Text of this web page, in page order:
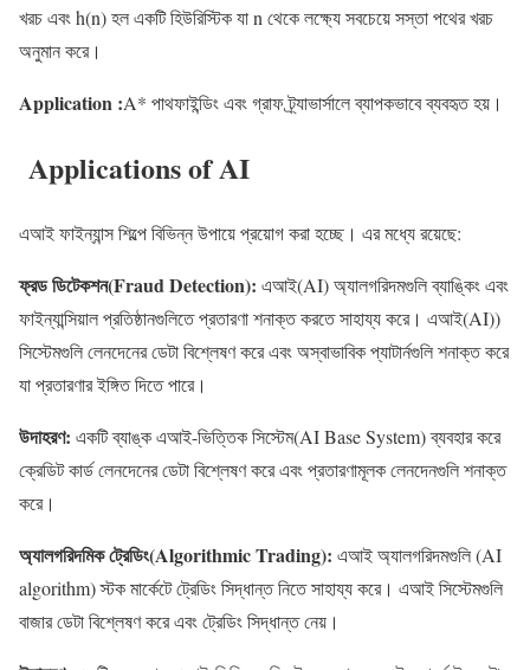
খরচ এবং h(n) হল একটি হিউরিস্টিক যা n থেকে লক্ষ্যে সবচেয়ে সস্তা পথের খরচ
অনুমান করে।
Application :A* পাথফাইন্ডিং এবং গ্রাফ ট্র্যাভার্সালে ব্যাপকভাবে ব্যবহৃত হয়।
Applications of AI
এআই ফাইন্যান্স শিল্পে বিভিন্ন উপায়ে প্রয়োগ করা হচ্ছে। এর মধ্যে রয়েছে:
ফ্রড ডিটেকশন(Fraud Detection): এআই(AI) অ্যালগরিদমগুলি ব্যাঙ্কিং এবং
ফাইন্যান্সিয়াল প্রতিষ্ঠানগুলিতে প্রতারণা শনাক্ত করতে সাহায্য করে। এআই(AI))
সিস্টেমগুলি লেনদেনের ডেটা বিশ্লেষণ করে এবং অস্বাভাবিক প্যাটার্নগুলি শনাক্ত করে
যা প্রতারণার ইঙ্গিত দিতে পারে।
উদাহরণ: একটি ব্যাঙ্ক এআই-ভিত্তিক সিস্টেম(AI Base System) ব্যবহার করে
ক্রেডিট কার্ড লেনদেনের ডেটা বিশ্লেষণ করে এবং প্রতারণামূলক লেনদেনগুলি শনাক্ত
করে।
অ্যালগরিদমিক ট্রেডিং(Algorithmic Trading): এআই অ্যালগরিদমগুলি (AI
algorithm) স্টক মার্কেটে ট্রেডিং সিদ্ধান্ত নিতে সাহায্য করে। এআই সিস্টেমগুলি
বাজার ডেটা বিশ্লেষণ করে এবং ট্রেডিং সিদ্ধান্ত নেয়।